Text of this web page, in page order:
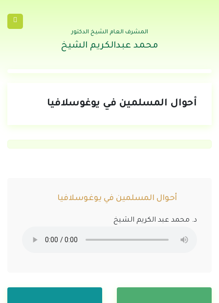
المشرف العام الشيخ الدكتور
محمد عبدالكريم الشيخ
أحوال المسلمين في يوغوسلافيا
أحوال المسلمين في يوغوسلافيا
د. محمد عبد الكريم الشيخ